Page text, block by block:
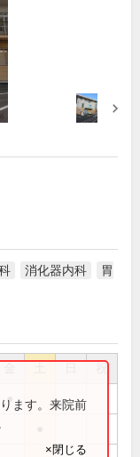
消化器内科
胃
祝
●ます。来院前
×閉じる